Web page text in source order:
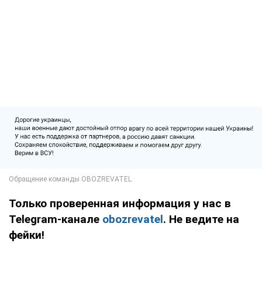
Только проверенная информация у нас в
Telegram-канале obozrevatel. Не ведите на
фейки!